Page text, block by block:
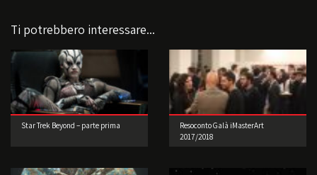
Ti potrebbero interessare...
Star Trek Beyond – parte prima
Resoconto Galà iMasterArt
2017/2018